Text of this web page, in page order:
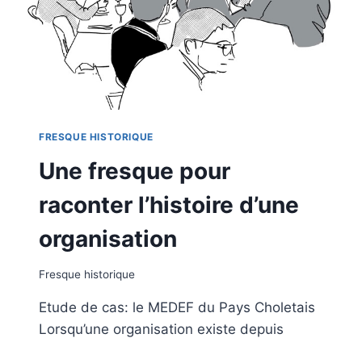
FRESQUE HISTORIQUE
Une fresque pour
raconter l’histoire d’une
organisation
Fresque historique
Etude de cas: le MEDEF du Pays Choletais
Lorsqu’une organisation existe depuis